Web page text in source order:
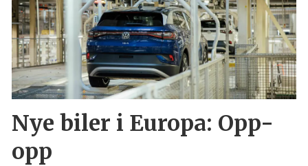
Nye biler i Europa: Opp-
opp